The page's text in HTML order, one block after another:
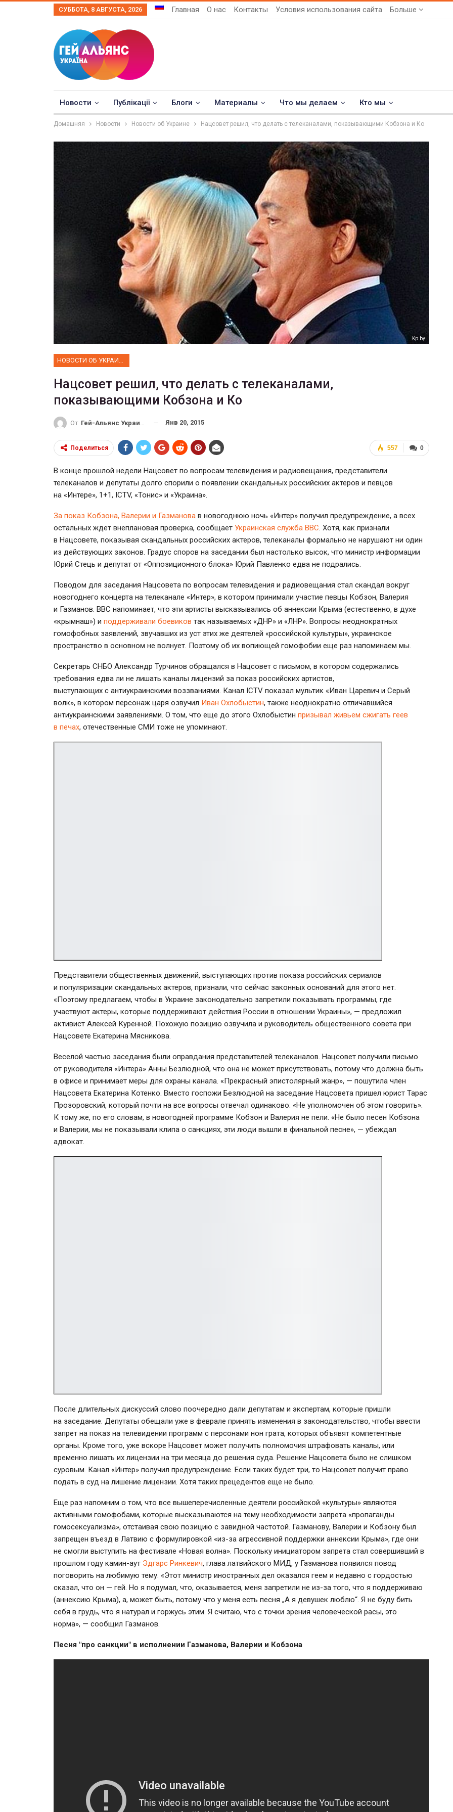
СУББОТА, 8 АВГУСТА, 2026 Главная О нас Контакты Условия использования сайта Больше
Новости Публікації Блоги Материалы Что мы делаем Кто мы
Домашняя Новости Новости об Украине Нацсовет решил, что делать с телеканалами, показывающими Кобзона и Ко
Kp.by
НОВОСТИ ОБ УКРАИНЕ
Нацсовет решил, что делать с телеканалами,
показывающими Кобзона и Ко
От Гей-Альянс Украина Янв 20, 2015
0
557
Поделиться
В конце прошлой недели Нацсовет по вопросам телевидения и радиовещания, представители
телеканалов и депутаты долго спорили о появлении скандальных российских актеров и певцов
на «Интере», 1+1, ICTV, «Тонис» и «Украина».
За показ Кобзона, Валерии и Газманова в новогоднюю ночь «Интер» получил предупреждение, а всех
остальных ждет внеплановая проверка, сообщает Украинская служба ВВС . Хотя, как признали
в Нацсовете, показывая скандальных российских актеров, телеканалы формально не нарушают ни один
из действующих законов. Градус споров на заседании был настолько высок, что министр информации
Юрий Стець и депутат от «Оппозиционного блока» Юрий Павленко едва не подрались.
Поводом для заседания Нацсовета по вопросам телевидения и радиовещания стал скандал вокруг
новогоднего концерта на телеканале «Интер», в котором принимали участие певцы Кобзон, Валерия
и Газманов. ВВС напоминает, что эти артисты высказывались об аннексии Крыма (естественно, в духе
«крымнаш») и поддерживали боевиков так называемых «ДНР» и «ЛНР». Вопросы неоднократных
гомофобных заявлений, звучавших из уст этих же деятелей «российской культуры», украинское
пространство в основном не волнует. Поэтому об их вопиющей гомофобии еще раз напоминаем мы.
Секретарь СНБО Александр Турчинов обращался в Нацсовет с письмом, в котором содержались
требования едва ли не лишать каналы лицензий за показ российских артистов,
выступающих с антиукраинскими воззваниями. Канал ICTV показал мультик «Иван Царевич и Серый
волк», в котором персонаж царя озвучил Иван Охлобыстин, также неоднократно отличавшийся
антиукраинскими заявлениями. О том, что еще до этого Охлобыстин призывал живьем сжигать геев
в печах, отечественные СМИ тоже не упоминают.
Представители общественных движений, выступающих против показа российских сериалов
и популяризации скандальных актеров, признали, что сейчас законных оснований для этого нет.
«Поэтому предлагаем, чтобы в Украине законодательно запретили показывать программы, где
участвуют актеры, которые поддерживают действия России в отношении Украины», — предложил
активист Алексей Куренной. Похожую позицию озвучила и руководитель общественного совета при
Нацсовете Екатерина Мясникова.
Веселой частью заседания были оправдания представителей телеканалов. Нацсовет получили письмо
от руководителя «Интера» Анны Безлюдной, что она не может присутствовать, потому что должна быть
в офисе и принимает меры для охраны канала. «Прекрасный эпистолярный жанр», — пошутила член
Нацсовета Екатерина Котенко. Вместо госпожи Безлюдной на заседание Нацсовета пришел юрист Тарас
Прозоровский, который почти на все вопросы отвечал одинаково: «Не уполномочен об этом говорить».
К тому же, по его словам, в новогодней программе Кобзон и Валерия не пели. «Не было песен Кобзона
и Валерии, мы не показывали клипа о санкциях, эти люди вышли в финальной песне», — убеждал
адвокат.
После длительных дискуссий слово поочередно дали депутатам и экспертам, которые пришли
на заседание. Депутаты обещали уже в феврале принять изменения в законодательство, чтобы ввести
запрет на показ на телевидении программ с персонами нон грата, которых объявят компетентные
органы. Кроме того, уже вскоре Нацсовет может получить полномочия штрафовать каналы, или
временно лишать их лицензии на три месяца до решения суда. Решение Нацсовета было не слишком
суровым. Канал «Интер» получил предупреждение. Если таких будет три, то Нацсовет получит право
подать в суд на лишение лицензии. Хотя таких прецедентов еще не было.
Еще раз напомним о том, что все вышеперечисленные деятели российской «культуры» являются
активными гомофобами, которые высказываются на тему необходимости запрета «пропаганды
гомосексуализма», отстаивая свою позицию с завидной частотой. Газманову, Валерии и Кобзону был
запрещен въезд в Латвию с формулировкой «из-за агрессивной поддержки аннексии Крыма», где они
не смогли выступить на фестивале «Новая волна». Поскольку инициатором запрета стал совершивший в
прошлом году камин-аут Эдгарс Ринкевич, глава латвийского МИД, у Газманова появился повод
поговорить на любимую тему. «Этот министр иностранных дел оказался геем и недавно с гордостью
сказал, что он — гей. Но я подумал, что, оказывается, меня запретили не из-за того, что я поддерживаю
(аннексию Крыма), а, может быть, потому что у меня есть песня „А я девушек люблю“. Я не буду бить
себя в грудь, что я натурал и горжусь этим. Я считаю, что с точки зрения человеческой расы, это
норма», — сообщил Газманов.
Песня "про санкции" в исполнении Газманова, Валерии и Кобзона
ФОТО
Военнослужащие-трансгендеры
Июл 27, 2017 0
ФОТО
В Берлине отпраздновали
легализацию гей-браков
Июл 2, 2017